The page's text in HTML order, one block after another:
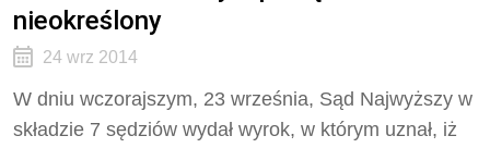
nieokreślony
24 wrz 2014
W dniu wczorajszym, 23 września, Sąd Najwyższy w
składzie 7 sędziów wydał wyrok, w którym uznał, iż